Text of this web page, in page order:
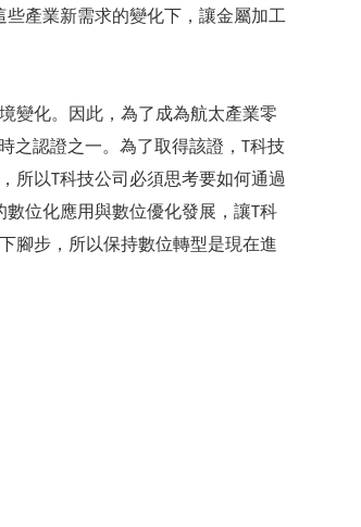
產業新需求的變化下，讓金屬加工
變化。因此，為了成為航太產業零
之認證之一。為了取得該證，T科技
所以T科技公司必須思考要如何通過
位化應用與數位優化發展，讓T科
腳步，所以保持數位轉型是現在進